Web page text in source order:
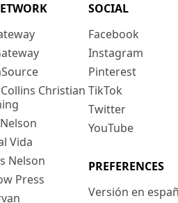
Christian
Vida
Nelson
Press
SOCIAL
Facebook
Instagram
Pinterest
TikTok
Twitter
YouTube
PREFERENCES
Versión en